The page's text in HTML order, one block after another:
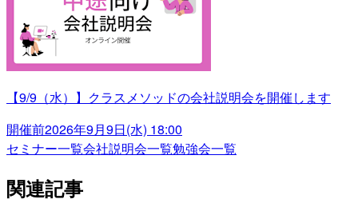
【9/9（水）】クラスメソッドの会社説明会を開催します
開催前2026年9月9日(水) 18:00
セミナー一覧会社説明会一覧勉強会一覧
関連記事